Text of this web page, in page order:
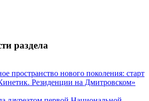
раздела
пространство нового поколения: старт
Резиденции на Дмитровском»